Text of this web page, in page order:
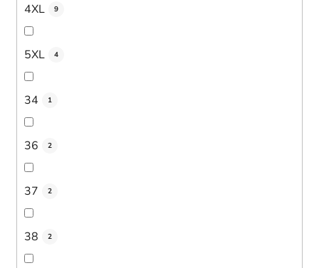
4XL 9
5XL 4
34 1
36 2
37 2
38 2